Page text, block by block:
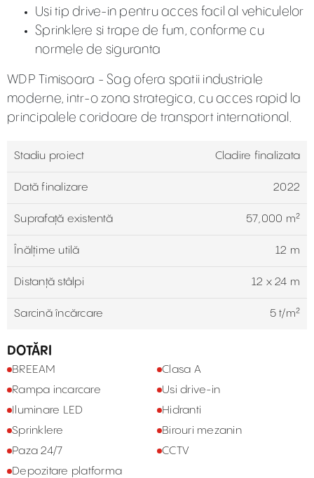
Usi tip drive-in pentru acces facil al vehiculelor
Sprinklere si trape de fum, conforme cu
normele de siguranta
WDP Timisoara - Sag ofera spatii industriale
moderne, intr-o zona strategica, cu acces rapid la
principalele coridoare de transport international.
Stadiu proiect Cladire finalizata
Dată finalizare 2022
Suprafață existentă 57,000 m²
Înălțime utilă 12 m
Distanță stâlpi 12 x 24 m
Sarcină încărcare 5 t/m²
DOTĂRI
BREEAM
Clasa A
Rampa incarcare
Usi drive-in
Iluminare LED
Hidranti
Sprinklere
Birouri mezanin
Paza 24/7
CCTV
Depozitare platforma